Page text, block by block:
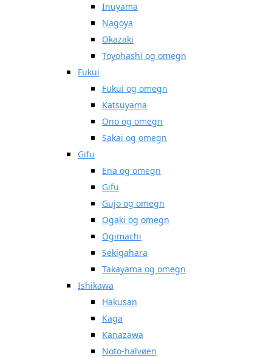
Inuyama
Nagoya
Okazaki
Toyohashi og omegn
Fukui
Fukui og omegn
Katsuyama
Ono og omegn
Sakai og omegn
Gifu
Ena og omegn
Gifu
Gujo og omegn
Ogaki og omegn
Ogimachi
Sekigahara
Takayama og omegn
Ishikawa
Hakusan
Kaga
Kanazawa
Noto-halvøen